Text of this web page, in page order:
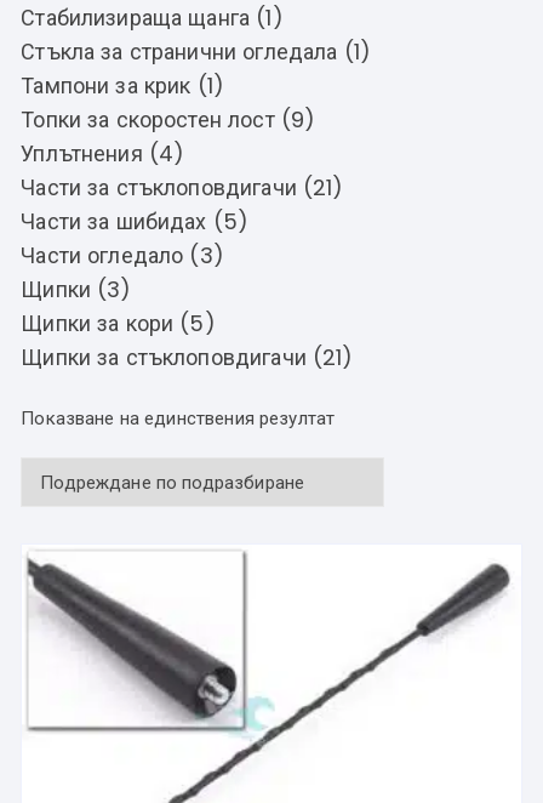
Стабилизираща щанга (1)
Стъкла за странични огледала (1)
Тампони за крик (1)
Топки за скоростен лост (9)
Уплътнения (4)
Части за стъклоповдигачи (21)
Части за шибидах (5)
Части огледало (3)
Щипки (3)
Щипки за кори (5)
Щипки за стъклоповдигачи (21)
Показване на единствения резултат